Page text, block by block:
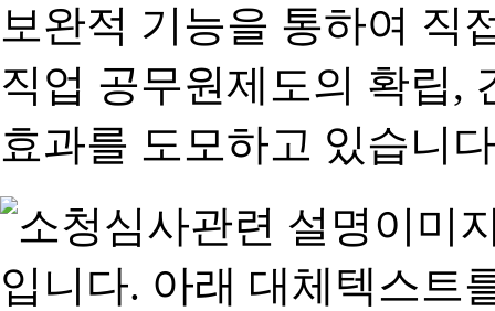
보완적 기능을 통하여 직
직업 공무원제도의 확립,
효과를 도모하고 있습니